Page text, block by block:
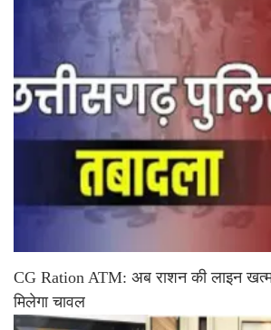
CG Ration ATM: अब राशन की लाइन
मिलेगा चावल